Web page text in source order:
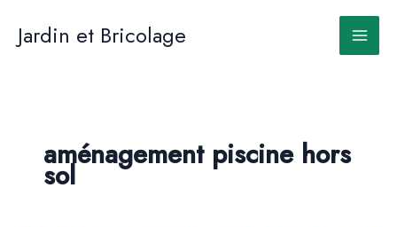
contenu
Jardin et Bricolage
aménagement piscine hors
sol